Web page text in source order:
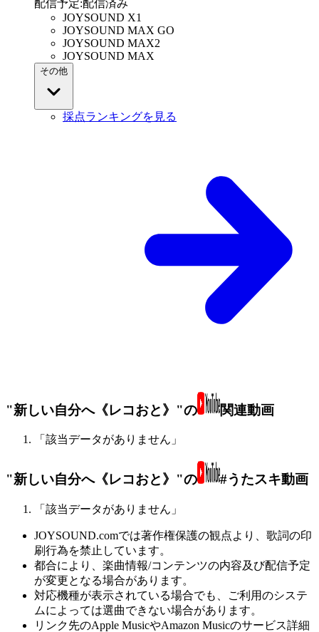
配信予定:配信済み
JOYSOUND X1
JOYSOUND MAX GO
JOYSOUND MAX2
JOYSOUND MAX
その他
採点ランキングを見る
"新しい自分へ《レコおと》"の 関連動画
「該当データがありません」
"新しい自分へ《レコおと》"の #うたスキ動画
「該当データがありません」
JOYSOUND.comでは著作権保護の観点より、歌詞の印
刷行為を禁止しています。
都合により、楽曲情報/コンテンツの内容及び配信予定
が変更となる場合があります。
対応機種が表示されている場合でも、ご利用のシステ
ムによっては選曲できない場合があります。
リンク先のApple MusicやAmazon Musicのサービス詳細